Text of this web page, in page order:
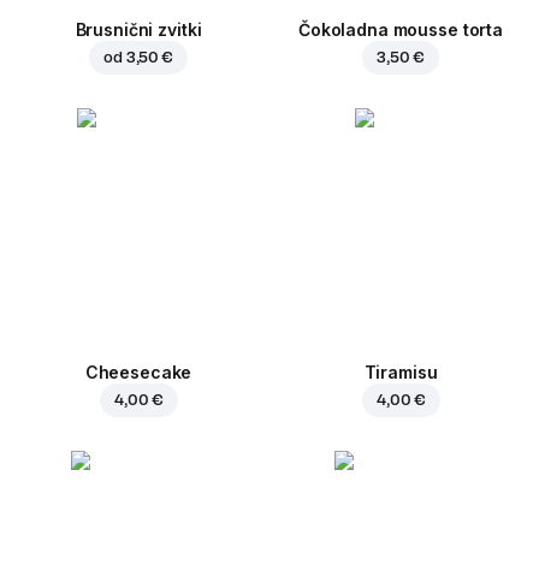
Brusnični zvitki
od 3,50 €
Čokoladna mousse torta
3,50 €
Cheesecake
4,00 €
Tiramisu
4,00 €